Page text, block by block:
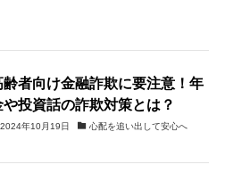
齢者向け金融詐欺に要注意！年
や投資話の詐欺対策とは？
2024年10月19日 心配を追い出して安心へ